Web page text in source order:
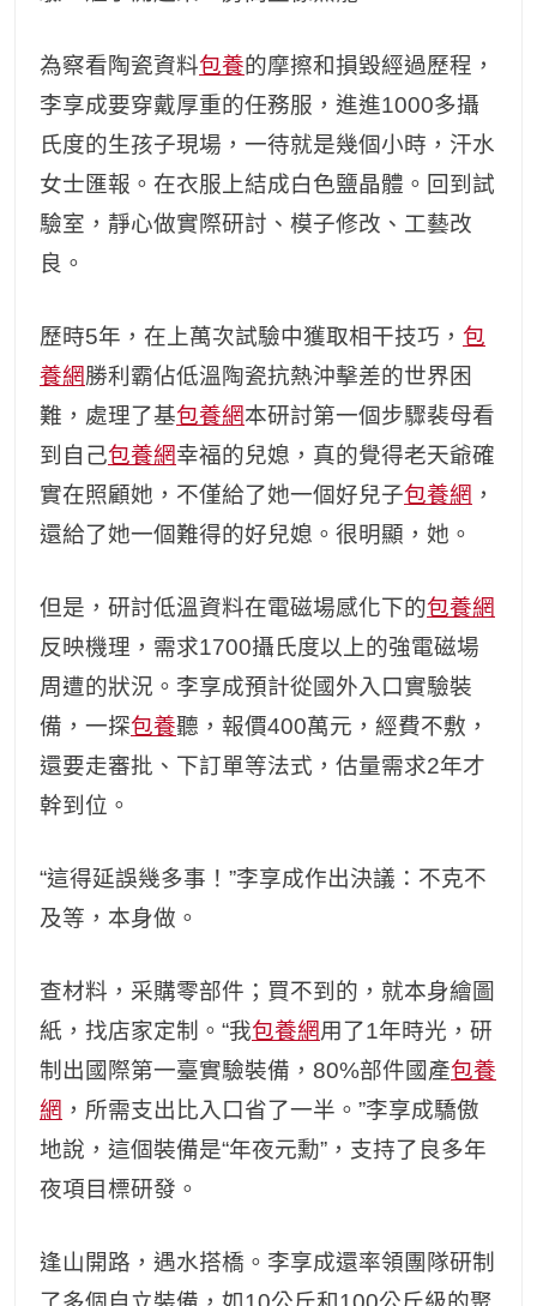
為察看陶瓷資料包養的摩擦和損毀經過歷程，
李享成要穿戴厚重的任務服，進進1000多攝
氏度的生孩子現場，一待就是幾個小時，汗水
女士匯報。在衣服上結成白色鹽晶體。回到試
驗室，靜心做實際研討、模子修改、工藝改
良。
歷時5年，在上萬次試驗中獲取相干技巧， 包
養網勝利霸佔低溫陶瓷抗熱沖擊差的世界困
難，處理了基包養網本研討第一個步驟裴母看
到自己包養網幸福的兒媳，真的覺得老天爺確
實在照顧她，不僅給了她一個好兒子包養網 ，
還給了她一個難得的好兒媳。很明顯，她。
但是，研討低溫資料在電磁場感化下的包養網
反映機理，需求1700攝氏度以上的強電磁場
周遭的狀況。李享成預計從國外入口實驗裝
備，一探包養聽，報價400萬元，經費不敷，
還要走審批、下訂單等法式，估量需求2年才
幹到位。
“這得延誤幾多事！”李享成作出決議：不克不
及等，本身做。
查材料，采購零部件；買不到的，就本身繪圖
紙，找店家定制。“我包養網 用了1年時光，研
制出國際第一臺實驗裝備，80%部件國產包養
網 ，所需支出比入口省了一半。”李享成驕傲
地說，這個裝備是“年夜元勳”，支持了良多年
夜項目標研發。
逢山開路，遇水搭橋。李享成還率領團隊研制